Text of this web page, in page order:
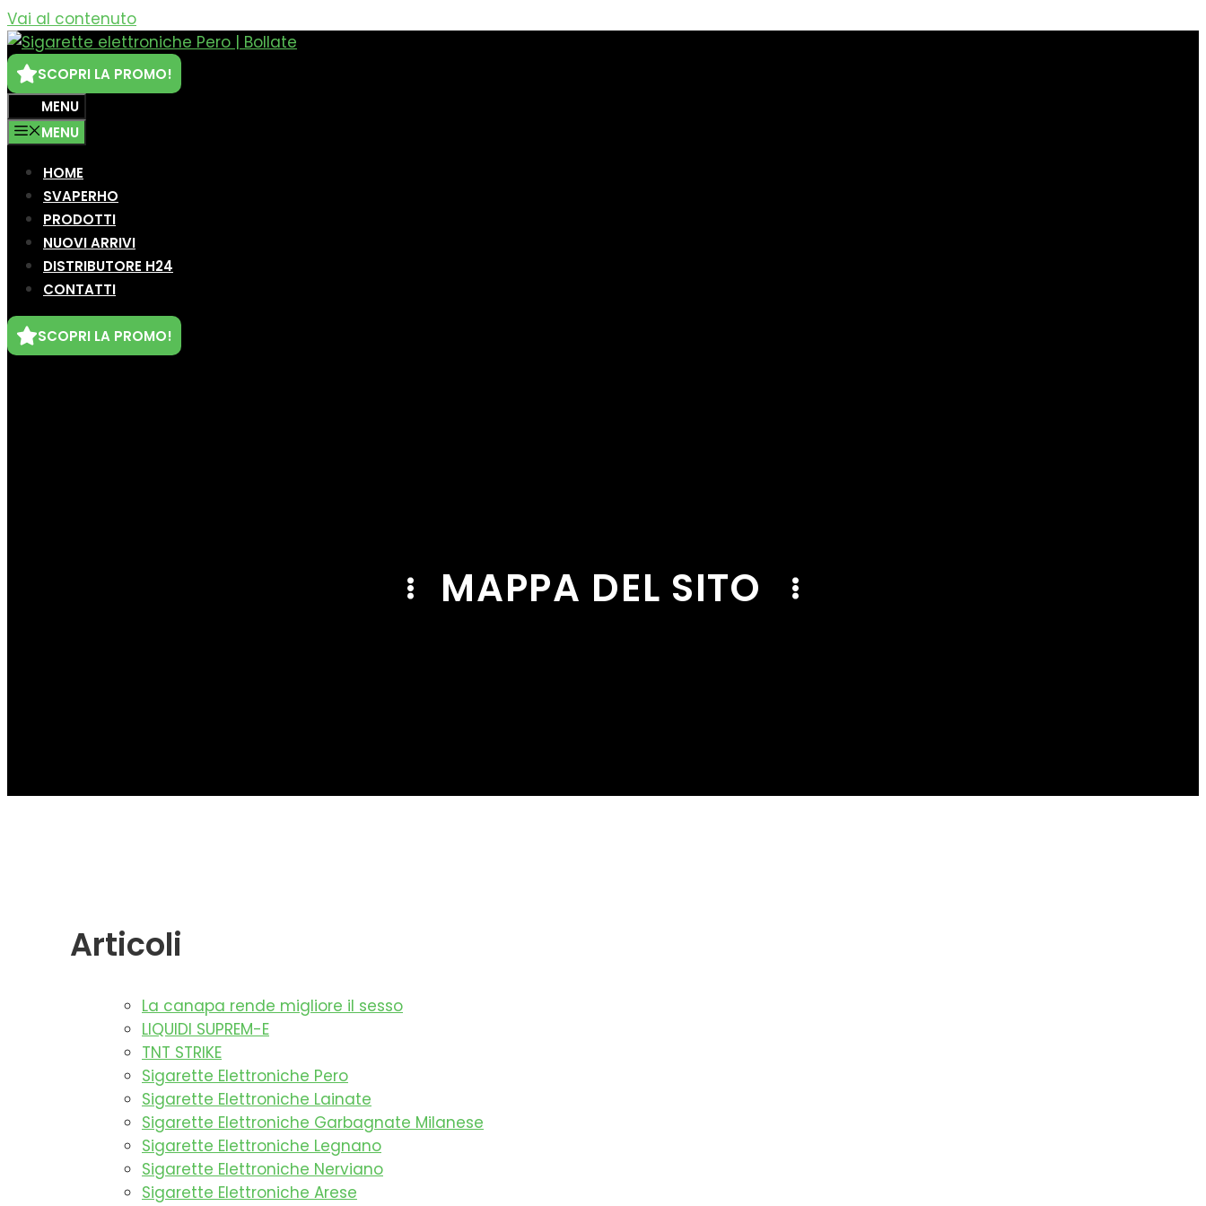
Vai al contenuto
SCOPRI LA PROMO!
MENU
MENU
HOME
SVAPERHO
PRODOTTI
NUOVI ARRIVI
DISTRIBUTORE H24
CONTATTI
SCOPRI LA PROMO!
MAPPA DEL SITO
Articoli
La canapa rende migliore il sesso
LIQUIDI SUPREM-E
TNT STRIKE
Sigarette Elettroniche Pero
Sigarette Elettroniche Lainate
Sigarette Elettroniche Garbagnate Milanese
Sigarette Elettroniche Legnano
Sigarette Elettroniche Nerviano
Sigarette Elettroniche Arese